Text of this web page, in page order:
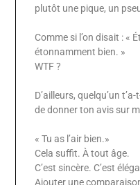
plutôt une pique, un
Comme si l’on disait : «
étonnamment bien. »
WTF ?
D’ailleurs, quelqu’un
de donner ton avis sur
« Tu as l’air bien.»
Cela suffit. À tout âge.
C’est sincère. C’est
Ajouter une